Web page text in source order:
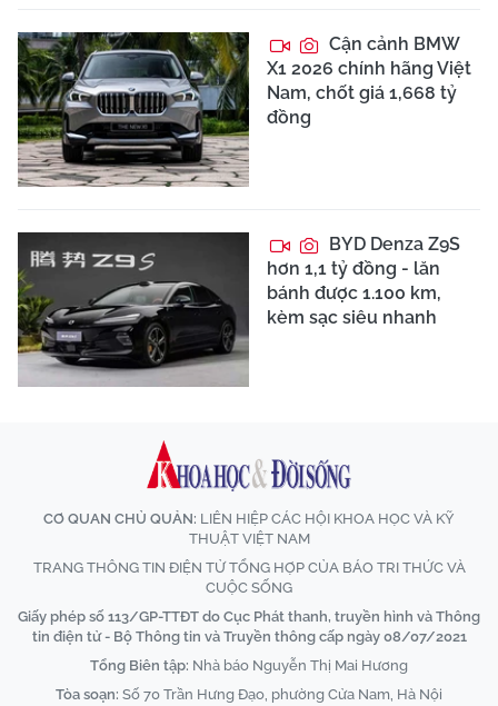
Cận cảnh BMW
X1 2026 chính hãng Việt
Nam, chốt giá 1,668 tỷ
đồng
BYD Denza Z9S
hơn 1,1 tỷ đồng - lăn
bánh được 1.100 km,
kèm sạc siêu nhanh
CƠ QUAN CHỦ QUẢN: LIÊN HIỆP CÁC HỘI KHOA HỌC VÀ KỸ
THUẬT VIỆT NAM
TRANG THÔNG TIN ĐIỆN TỬ TỔNG HỢP CỦA BÁO TRI THỨC VÀ
CUỘC SỐNG
Giấy phép số 113/GP-TTĐT do Cục Phát thanh, truyền hình và Thông
tin điện tử - Bộ Thông tin và Truyền thông cấp ngày 08/07/2021
Tổng Biên tập: Nhà báo Nguyễn Thị Mai Hương
Tòa soạn: Số 70 Trần Hưng Đạo, phường Cửa Nam, Hà Nội